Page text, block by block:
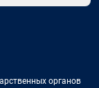
органов